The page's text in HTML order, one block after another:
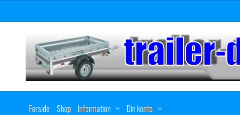
Forside Shop Information Din konto